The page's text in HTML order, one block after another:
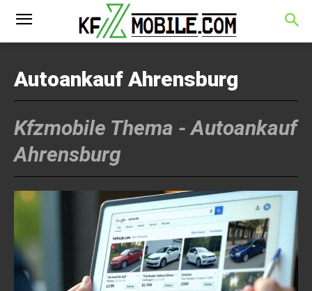
Autoankauf Ahrensburg
Kfzmobile Thema -Autoankauf
Ahrensburg